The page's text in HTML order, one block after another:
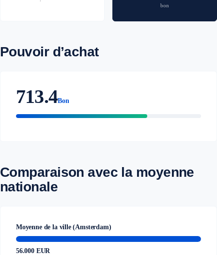
bon
Pouvoir d’achat
713.4Bon
Comparaison avec la moyenne
nationale
Moyenne de la ville (Amsterdam)
56.000 EUR